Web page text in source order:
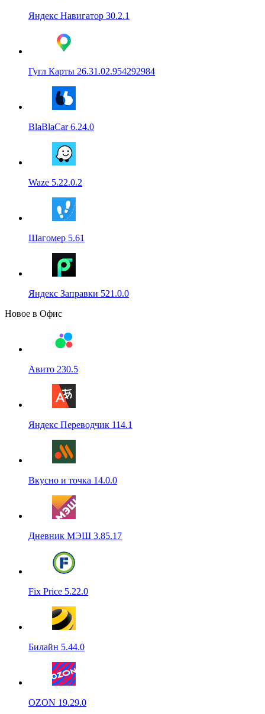
Яндекс Навигатор 30.2.1
Гугл Карты 26.31.02.954292984
BlaBlaCar 6.24.0
Waze 5.22.0.2
Шагомер 5.61
Яндекс Заправки 521.0.0
Новое в Офис
Авито 230.5
Яндекс Переводчик 114.1
Вкусно и точка 14.0.0
Дневник МЭШ 3.85.17
Fix Price 5.22.0
Билайн 5.44.0
OZON 19.29.0